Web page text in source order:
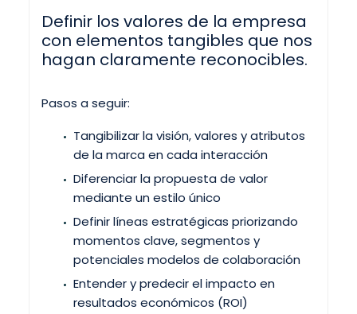
Definir los valores de la empresa
con elementos tangibles que nos
hagan claramente reconocibles.
Pasos a seguir:
Tangibilizar la visión, valores y atributos
de la marca en cada interacción
Diferenciar la propuesta de valor
mediante un estilo único
Definir líneas estratégicas priorizando
momentos clave, segmentos y
potenciales modelos de colaboración
Entender y predecir el impacto en
resultados económicos (ROI)